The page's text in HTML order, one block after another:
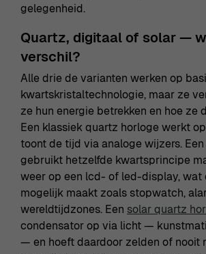
gelegenheid.
Quartz, digitaal of solar —
verschil?
Alle drie de varianten werken op
kwartskristaltechnologie, maar ze
ze hun energie betrekken en hoe ze
Een klassiek quartz horloge werkt
toont de tijd via analoge wijzers. Een
gebruikt hetzelfde kwartsprincipe
weer op een lcd- of led-display, wat
mogelijk maakt zoals stopwatch,
wereldtijdzones. Een solar quartz
condensator op via licht —
— en hoeft daardoor zelden of nooit